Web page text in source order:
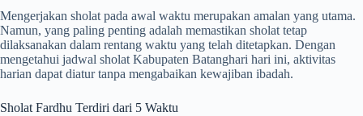
Mengerjakan sholat pada awal waktu merupakan amalan yang utama.
Namun, yang paling penting adalah memastikan sholat tetap
dilaksanakan dalam rentang waktu yang telah ditetapkan. Dengan
mengetahui jadwal sholat Kabupaten Batanghari hari ini, aktivitas
harian dapat diatur tanpa mengabaikan kewajiban ibadah.
Sholat Fardhu Terdiri dari 5 Waktu